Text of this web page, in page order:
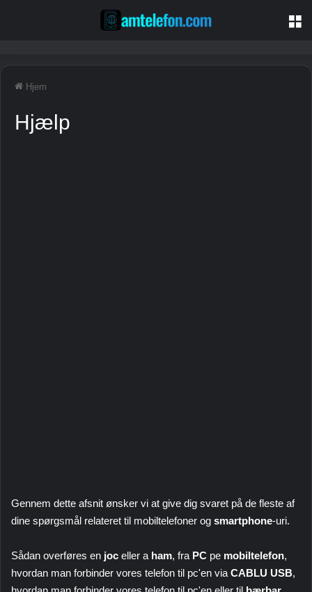
Hjem
Hjælp
Gennem dette afsnit ønsker vi at give dig svaret på de fleste af
dine spørgsmål relateret til mobiltelefoner og smartphone-uri.
Sådan overføres en joc eller a ham, fra PC pe mobiltelefon,
hvordan man forbinder vores telefon til pc'en via CABLU USB,